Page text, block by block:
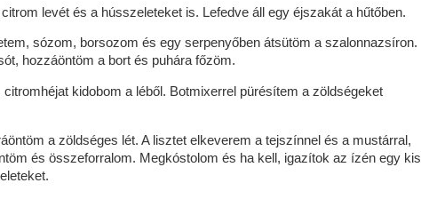
levét és a hússzeleteket is. Lefedve áll egy éjszakát a hűtőben.
sózom, borsozom és egy serpenyőben átsütöm a szalonnazsíron.
hozzáöntöm a bort és puhára főzöm.
kidobom a léből. Botmixerrel pürésítem a zöldségeket
a zöldséges lét. A lisztet elkeverem a tejszínnel és a mustárral,
és összeforralom. Megkóstolom és ha kell, igazítok az ízén egy kis